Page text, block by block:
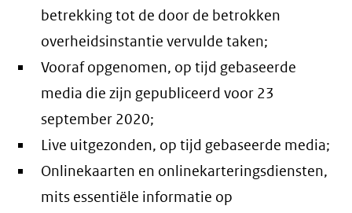
betrekking tot de door de betrokken
overheidsinstantie vervulde taken;
Vooraf opgenomen, op tijd gebaseerde
media die zijn gepubliceerd voor 23
september 2020;
Live uitgezonden, op tijd gebaseerde media;
Onlinekaarten en onlinekarteringsdiensten,
mits essentiële informatie op